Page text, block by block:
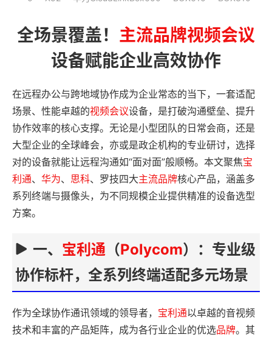
全场景覆盖！ 主流品牌视频会议
设备赋能企业高效协作
在远程办公与跨地域协作成为企业常态的当下，一套适配
场景、性能卓越的视频会议设备，是打破沟通壁垒、提升
协作效率的核心支撑。无论是小型团队的日常会商，还是
大型企业的全球峰会，亦或是政企机构的专业研讨，选择
对的设备就能让远程沟通如“面对面”般顺畅。本文聚焦宝
利通、 华为、 思科、罗技四大主流品牌核心产品，涵盖多
系列终端与摄像头，为不同规模企业提供精准的设备选型
方案。
一、 宝利通 （Polycom）：专业级
协作标杆，全系列终端适配多元场景
作为全球协作通讯领域的领导者， 宝利通以卓越的音视频
技术和丰富的产品矩阵，成为各行业企业的优选品牌。其